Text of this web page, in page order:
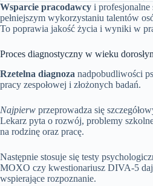
Wsparcie pracodawcy i profesjonalne
pełniejszym wykorzystaniu talentów
To poprawia jakość życia i wyniki w
Proces diagnostyczny w wieku
Rzetelna diagnoza nadpobudliwości
pracy zespołowej i złożonych badań.
Najpierw przeprowadza się
Lekarz pyta o rozwój, problemy
na rodzinę oraz pracę.
Następnie stosuje się testy
MOXO czy kwestionariusz DIVA-5
wspierające rozpoznanie.